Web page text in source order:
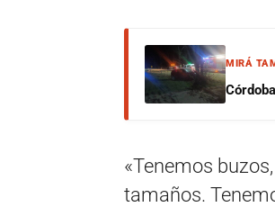
MIRÁ
«Tenemos
tamaños.